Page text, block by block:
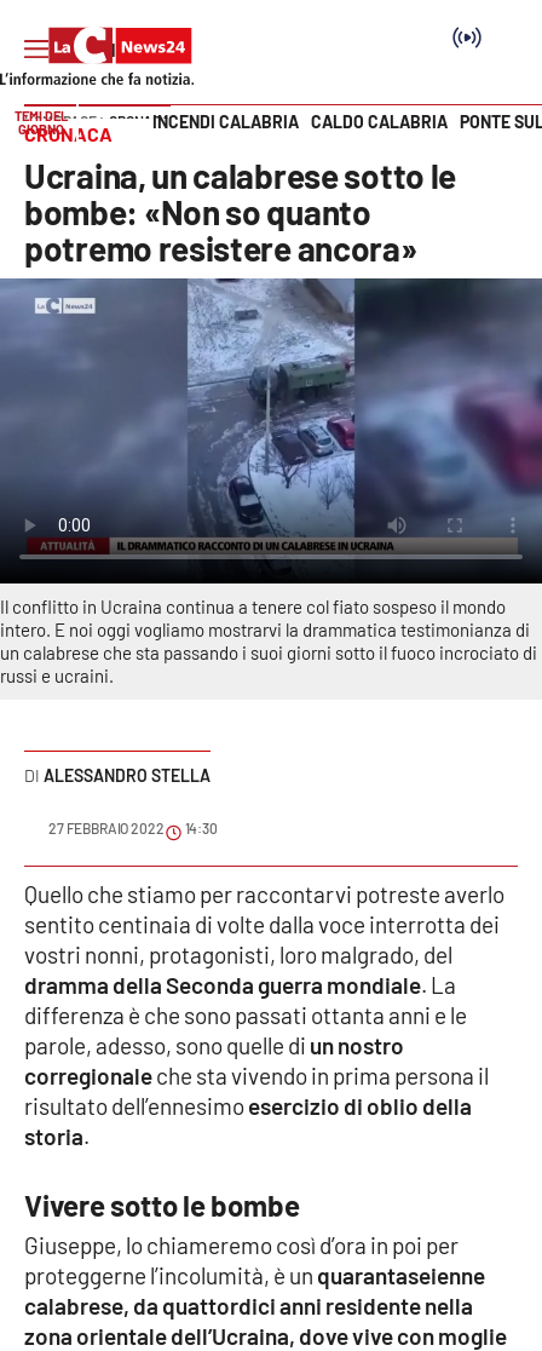
SEZIONI
Cronaca
Politica
Economia e lavoro
Italia Mondo
Sanità
Sport
Cultura
Podcast
Editoriali
VIDEO
Ambiente
Cronaca
Cultura
Economia e Lavoro
Politica
Sanità
Vai
TEMI DEL
GIORNO
INCENDI CALABRIA CALDO CALABRIA PONTE
HOME PAGE CRONACA
CRONACA
Ucraina, un calabrese sotto le
bombe: «Non so quanto
potremo resistere ancora»
Il conflitto in Ucraina continua a tenere col fiato sospeso il mondo
intero. E noi oggi vogliamo mostrarvi la drammatica testimonianza di
un calabrese che sta passando i suoi giorni sotto il fuoco incrociato di
russi e ucraini.
ALESSANDRO STELLA
27 FEBBRAIO 2022 14:30
Quello che stiamo per raccontarvi potreste averlo
sentito centinaia di volte dalla voce interrotta dei
vostri nonni, protagonisti, loro malgrado, del
dramma della Seconda guerra mondiale. La
differenza è che sono passati ottanta anni e le
parole, adesso, sono quelle di un nostro
corregionaleche sta vivendo in prima persona il
risultato dell’ennesimoesercizio di oblio della
storia.
Vivere sotto le bombe
Giuseppe, lo chiameremo così d’ora in poi per
proteggerne l’incolumità, è un quarantaseienne
calabrese, da quattordici anni residente nella
zona orientale dell’Ucraina, dove vive con moglie